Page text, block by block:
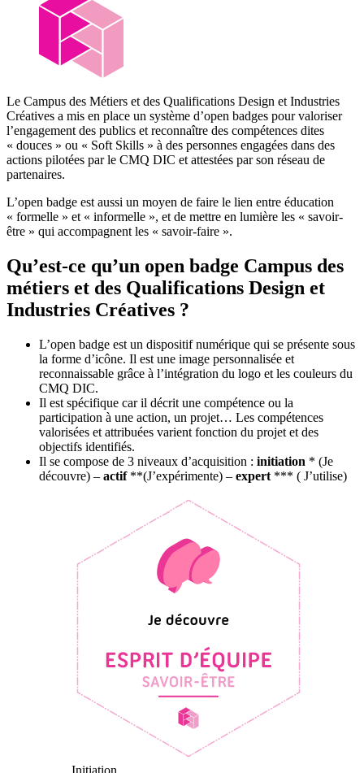
Le Campus des Métiers et des Qualifications Design et Industries
Créatives a mis en place un système d’open badges pour valoriser
l’engagement des publics et reconnaître des compétences dites
« douces » ou « Soft Skills » à des personnes engagées dans des
actions pilotées par le CMQ DIC et attestées par son réseau de
partenaires.
L’open badge est aussi un moyen de faire le lien entre éducation
« formelle » et « informelle », et de mettre en lumière les « savoir-
être » qui accompagnent les « savoir-faire ».
Qu’est-ce qu’un open badge Campus des
métiers et des Qualifications Design et
Industries Créatives ?
L’open badge est un dispositif numérique qui se présente sous
la forme d’icône. Il est une image personnalisée et
reconnaissable grâce à l’intégration du logo et les couleurs du
CMQ DIC.
Il est spécifique car il décrit une compétence ou la
participation à une action, un projet… Les compétences
valorisées et attribuées varient fonction du projet et des
objectifs identifiés.
Il se compose de 3 niveaux d’acquisition : initiation * (Je
découvre) – actif**(J’expérimente) – expert *** ( J’utilise)
Initiation